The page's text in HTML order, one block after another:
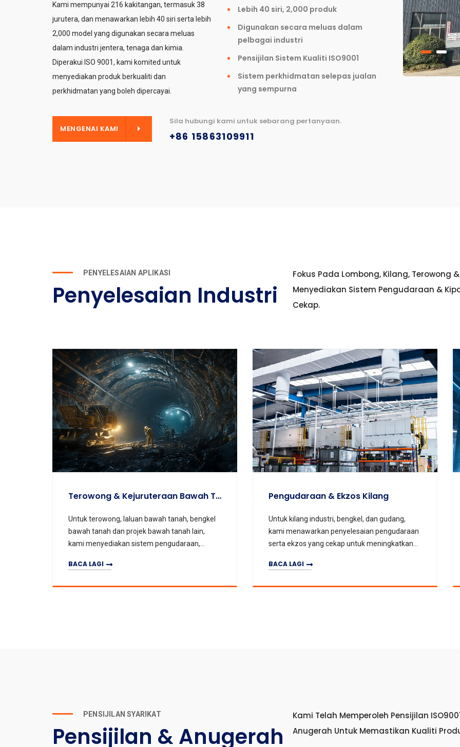
Kami mempunyai 216 kakitangan, termasuk 38
jurutera, dan menawarkan lebih 40 siri serta lebih
2,000 model yang digunakan secara meluas
dalam industri jentera, tenaga dan kimia.
Diperakui ISO 9001, kami komited untuk
menyediakan produk berkualiti dan
perkhidmatan yang boleh dipercayai.
Lebih 40 siri, 2,000 produk
Digunakan secara meluas dalam
pelbagai industri
Pensijilan Sistem Kualiti ISO9001
Sistem perkhidmatan selepas jualan
yang sempurna
MENGENAI KAMI
Sila hubungi kami untuk sebarang pertanyaan.
+86 15863109911
PENYELESAIAN APLIKASI
Penyelesaian Industri
Fokus Pada Lombong, Kilang, Terowong
Menyediakan Sistem Pengudaraan &
Cekap.
KHAS
& BUKAN LOGAM
& KEJURUTERAAN BAWAH
Pengudaraan & Ekzos Kilang
Untuk kilang industri, bengkel, dan gudang,
kami menawarkan penyelesaian pengudaraan
serta ekzos yang cekap untuk meningkatkan
dan gas berbahaya, serta menambah baik
BACA LAGI
PENGUDARAAN & EKZOS
Sesuai untuk barisan pengeluaran berhabuk
tinggi dalam industri kimia, tekstil, metalurgi,
dan pembuatan kaca. Dengan menggunakan
khusus, ia dapat menangkap serta
BACA LAGI
PENSIJILAN SYARIKAT
Pensijilan & Anugerah
Kami Telah Memperoleh Pensijilan
Anugerah Untuk Memastikan Kualiti